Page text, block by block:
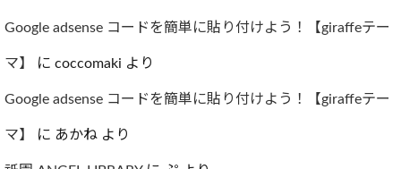
Google adsense コードを簡単に貼り付けよう！【giraffeテー
マ】 に coccomaki より
Google adsense コードを簡単に貼り付けよう！【giraffeテー
マ】 に あかね より